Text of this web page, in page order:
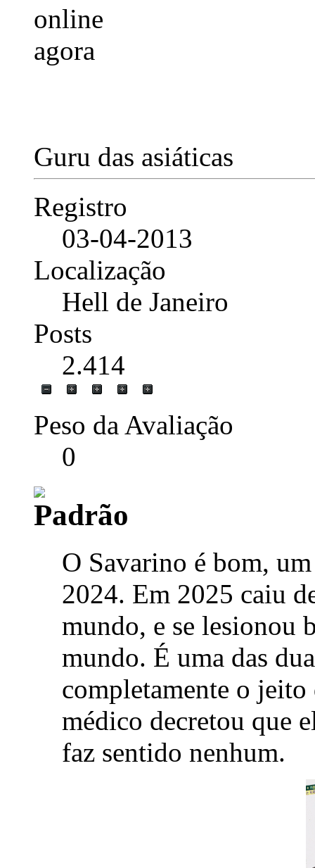
Guru das asiáticas
Registro
03-04-2013
Localização
Hell de Janeiro
Posts
2.414
Peso da Avaliação
0
O Savarino é bom,
2024. Em 2025 caiu
mundo, e se lesionou
mundo. É uma das
completamente o
médico decretou que
faz sentido nenhum.